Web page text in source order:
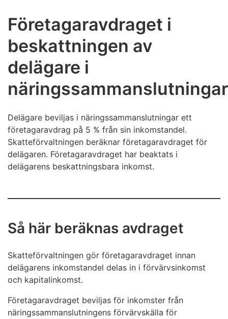
Företagaravdraget i
beskattningen av
delägare i
näringssammanslutningar
Delägare beviljas i näringssammanslutningar ett
företagaravdrag på 5 % från sin inkomstandel.
Skatteförvaltningen beräknar företagaravdraget för
delägaren. Företagaravdraget har beaktats i
delägarens beskattningsbara inkomst.
Så här beräknas avdraget
Skatteförvaltningen gör företagaravdraget innan
delägarens inkomstandel delas in i förvärvsinkomst
och kapitalinkomst.
Företagaravdraget beviljas för inkomster från
näringssammanslutningens förvärvskälla för